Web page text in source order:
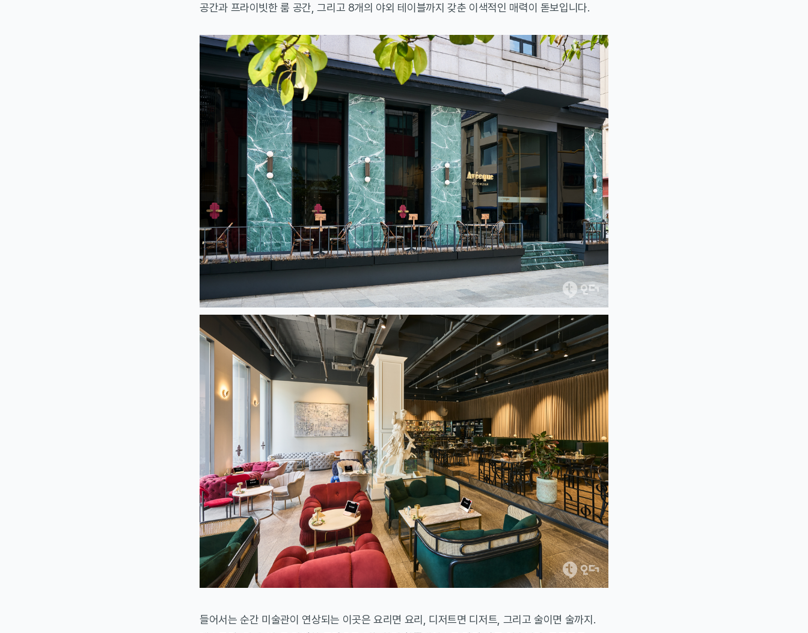
공간과 프라이빗한 룸 공간, 그리고 8개의 야외 테이블까지 갖춘 이색적인 매력이 돋보입니다.
들어서는 순간 미술관이 연상되는 이곳은 요리면 요리, 디저트면 디저트, 그리고 술이면 술까지.